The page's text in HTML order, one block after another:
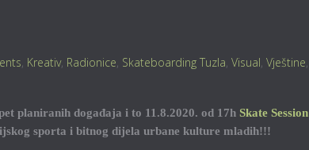
, Kreativ, Radionice, Skateboarding Tuzla, Visual, Vještine,
planiranih događaja i to 11.8.2020. od 17h Skate Session
sporta i bitnog dijela urbane kulture mladih!!!